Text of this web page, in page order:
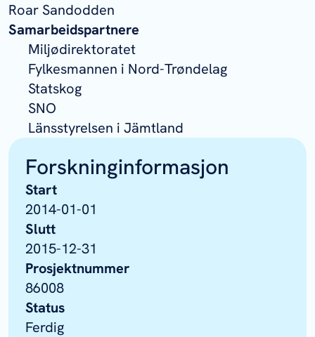
Roar Sandodden
Samarbeidspartnere
Miljødirektoratet
Fylkesmannen i Nord-Trøndelag
Statskog
SNO
Länsstyrelsen i Jämtland
Forskninginformasjon
Start
2014-01-01
Slutt
2015-12-31
Prosjektnummer
86008
Status
Ferdig